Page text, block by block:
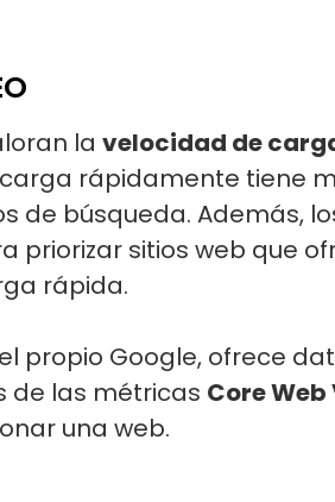
la velocidad de
rápidamente tiene
de búsqueda. Además,
sitios web que
rápida.
propio Google, ofrece
de las métricas Core
una web.